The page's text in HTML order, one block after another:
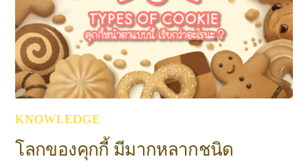
KNOWLEDGE
โลกของคุกกี้ มีมากหลากชนิด